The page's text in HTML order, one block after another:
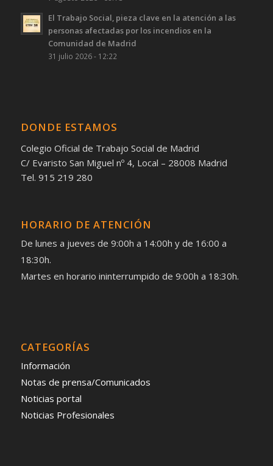
El Trabajo Social, pieza clave en la atención a las
personas afectadas por los incendios en la
Comunidad de Madrid
31 julio 2026 - 12:22
DONDE ESTAMOS
Colegio Oficial de Trabajo Social de Madrid
C/ Evaristo San Miguel nº 4, Local – 28008 Madrid
Tel. 915 219 280
HORARIO DE ATENCIÓN
De lunes a jueves de 9:00h a 14:00h y de 16:00 a
18:30h.
Martes en horario ininterrumpido de 9:00h a 18:30h.
CATEGORÍAS
Información
Notas de prensa/Comunicados
Noticias portal
Noticias Profesionales